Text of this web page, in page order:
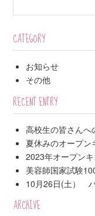
CATEGORY
お知らせ
その他
RECENT ENTRY
高校生の皆さんへ
夏休みのオープン
2023年オープン
美容師国家試験
10月26日(土）
ARCHIVE